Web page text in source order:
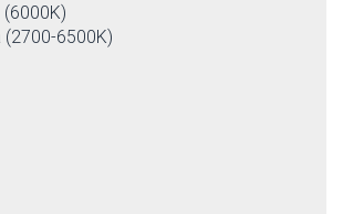
(6000K)
(2700-6500K)